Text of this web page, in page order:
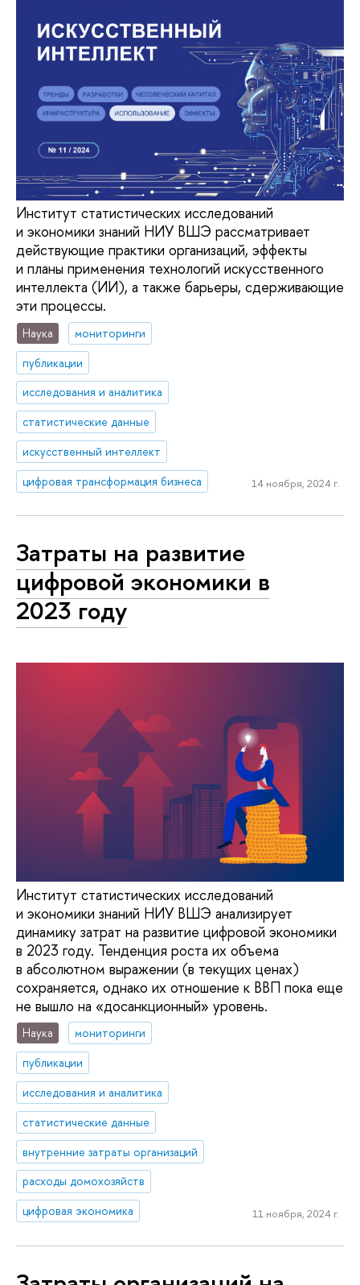
Институт статистических исследований
и экономики знаний НИУ ВШЭ рассматривает
действующие практики организаций, эффекты
и планы применения технологий искусственного
интеллекта (ИИ), а также барьеры, сдерживающие
эти процессы.
Наука
мониторинги
публикации
исследования и аналитика
статистические данные
искусственный интеллект
цифровая трансформация бизнеса
14 ноября, 2024 г.
Затраты на развитие
цифровой экономики в
2023 году
Институт статистических исследований
и экономики знаний НИУ ВШЭ анализирует
динамику затрат на развитие цифровой экономики
в 2023 году. Тенденция роста их объема
в абсолютном выражении (в текущих ценах)
сохраняется, однако их отношение к ВВП пока еще
не вышло на «досанкционный» уровень.
Наука
мониторинги
публикации
исследования и аналитика
статистические данные
внутренние затраты организаций
расходы домохозяйств
цифровая экономика
11 ноября, 2024 г.